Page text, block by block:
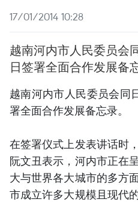
17/01/2014 10:28
越南河内市人民委员会
日签署全面合作发展备
越南河内市人民委员会同
署全面合作发展备忘录。
在签署仪式上发表讲话时
阮文丑表示，河内市正在
大与世界各大城市的多方
市成立许多大规模且现代